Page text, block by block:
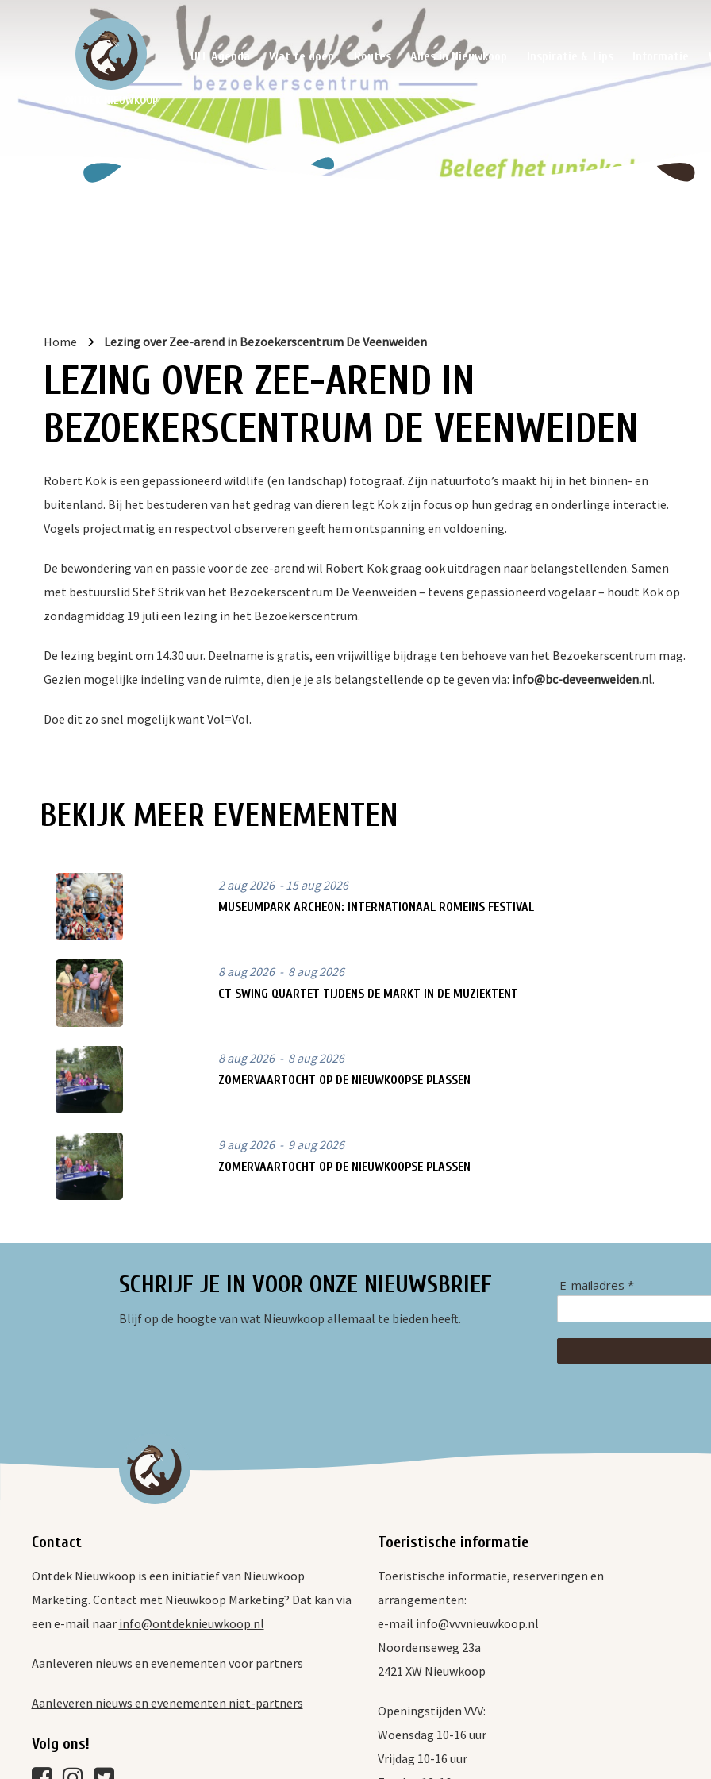
ONTDEK NIEUWKOOP
UIT Agenda Wat te doen Routes Alles in Nieuwkoop
Home Lezing over Zee-arend in Bezoekerscentrum De Veenweiden
LEZING OVER ZEE-AREND IN
BEZOEKERSCENTRUM DE VEENWEIDEN
Robert Kok is een gepassioneerd wildlife (en landschap) fotograaf. Zijn natuurfoto’s maakt hij in het binnen- en
buitenland. Bij het bestuderen van het gedrag van dieren legt Kok zijn focus op hun gedrag en onderlinge interactie.
Vogels projectmatig en respectvol observeren geeft hem ontspanning en voldoening.
De bewondering van en passie voor de zee-arend wil Robert Kok graag ook uitdragen naar belangstellenden. Samen
met bestuurslid Stef Strik van het Bezoekerscentrum De Veenweiden – tevens gepassioneerd vogelaar – houdt Kok op
zondagmiddag 19 juli een lezing in het Bezoekerscentrum.
De lezing begint om 14.30 uur. Deelname is gratis, een vrijwillige bijdrage ten behoeve van het Bezoekerscentrum mag.
Gezien mogelijke indeling van de ruimte, dien je je als belangstellende op te geven via: info@bc-deveenweiden.nl.
Doe dit zo snel mogelijk want Vol=Vol.
BEKIJK MEER EVENEMENTEN
2 aug 2026 - 15 aug 2026
MUSEUMPARK ARCHEON: INTERNATIONAAL ROMEINS FESTIVAL
8 aug 2026 - 8 aug 2026
CT SWING QUARTET TIJDENS DE MARKT IN DE MUZIEKTENT
8 aug 2026 - 8 aug 2026
ZOMERVAARTOCHT OP DE NIEUWKOOPSE PLASSEN
9 aug 2026 - 9 aug 2026
ZOMERVAARTOCHT OP DE NIEUWKOOPSE PLASSEN
SCHRIJF JE IN VOOR ONZE NIEUWSBRIEF
Blijf op de hoogte van wat Nieuwkoop allemaal te bieden heeft.
E-mailadres *
Contact
Ontdek Nieuwkoop is een initiatief van Nieuwkoop
Marketing. Contact met Nieuwkoop Marketing? Dat kan via
een e-mail naar info@ontdeknieuwkoop.nl
Aanleveren nieuws en evenementen voor partners
Aanleveren nieuws en evenementen niet-partners
Volg ons!
Toeristische informatie
Toeristische informatie, reserveringen en
arrangementen:
e-mail info@vvvnieuwkoop.nl
Noordenseweg 23a
2421 XW Nieuwkoop
Openingstijden VVV:
Woensdag 10-16 uur
Vrijdag 10-16 uur